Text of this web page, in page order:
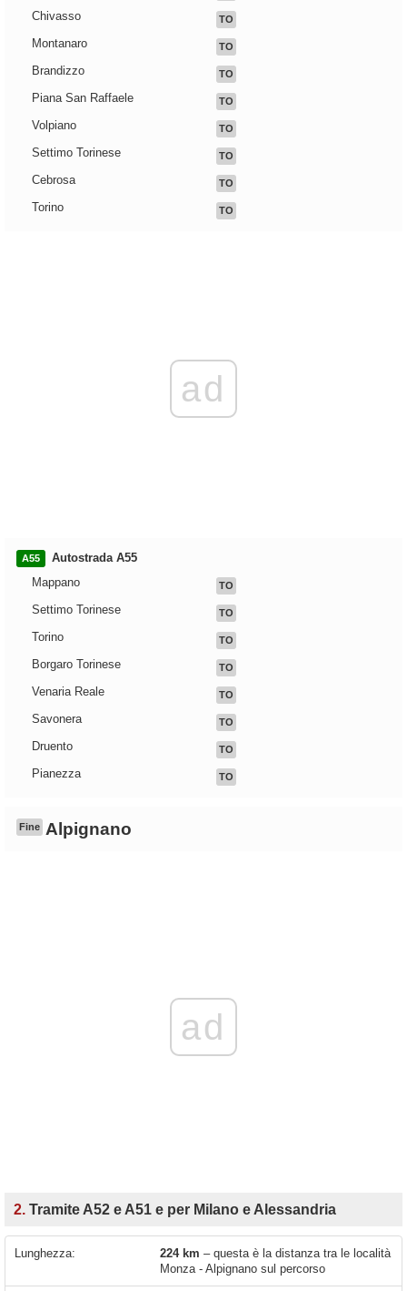
Chivasso TO
Montanaro TO
Brandizzo TO
Piana San Raffaele TO
Volpiano TO
Settimo Torinese TO
Cebrosa TO
Torino TO
ad
A55
Autostrada A55
Mappano
TO
Settimo Torinese TO
Torino TO
Borgaro Torinese TO
Venaria Reale TO
Savonera TO
Druento TO
Pianezza TO
Fine Alpignano
ad
2. Tramite A52 e A51 e per Milano e Alessandria
Lunghezza: 224 km – questa è la distanza tra le località
Monza - Alpignano sul percorso